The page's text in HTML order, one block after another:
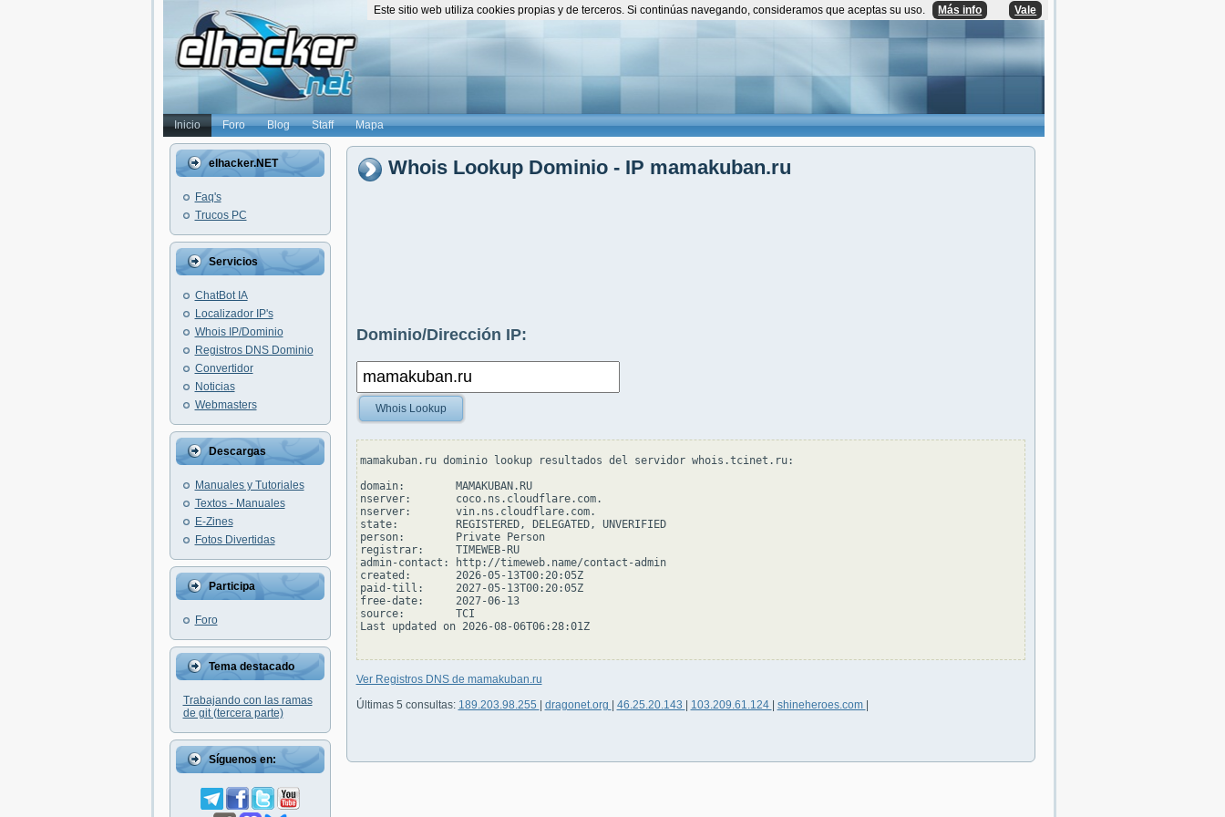
Inicio Foro Blog Staff Mapa
elhacker.NET
Faq's
Trucos PC
Servicios
ChatBot IA
Localizador IP's
Whois IP/Dominio
Registros DNS Dominio
Convertidor
Noticias
Webmasters
Descargas
Manuales y Tutoriales
Textos - Manuales
E-Zines
Fotos Divertidas
Participa
Foro
Tema destacado
Trabajando con las ramas
de git (tercera parte)
Síguenos en:
Whois Lookup Dominio - IP mamakuban.ru
Dominio/Dirección IP:
Whois Lookup
mamakuban.ru dominio lookup resultados del servidor whois.tcinet.ru:
domain:        MAMAKUBAN.RU
nserver:       coco.ns.cloudflare.com.
nserver:       vin.ns.cloudflare.com.
state:         REGISTERED, DELEGATED, UNVERIFIED
person:        Private Person
registrar:     TIMEWEB-RU
admin-contact: http://timeweb.name/contact-admin
created:       2026-05-13T00:20:05Z
paid-till:     2027-05-13T00:20:05Z
free-date:     2027-06-13
source:        TCI
Last updated on 2026-08-06T06:28:01Z
Ver Registros DNS de mamakuban.ru
Últimas 5 consultas: 189.203.98.255 dragonet.org 46.25.20.143 103.209.61.124 shineheroes.com
Este sitio web utiliza cookies propias y de terceros. Si continúas navegando, consideramos que aceptas su uso. Más info Vale